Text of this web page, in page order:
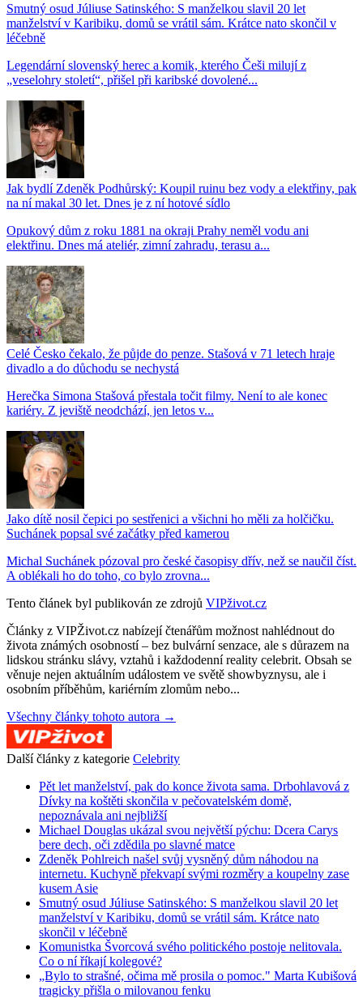
Smutný osud Júliuse Satinského: S manželkou slavil 20 let
manželství v Karibiku, domů se vrátil sám. Krátce nato skončil v
léčebně
Legendární slovenský herec a komik, kterého Češi milují z
„veselohry století“, přišel při karibské dovolené...
Jak bydlí Zdeněk Podhůrský: Koupil ruinu bez vody a elektřiny, pak
na ní makal 30 let. Dnes je z ní hotové sídlo
Opukový dům z roku 1881 na okraji Prahy neměl vodu ani
elektřinu. Dnes má ateliér, zimní zahradu, terasu a...
Celé Česko čekalo, že půjde do penze. Stašová v 71 letech hraje
divadlo a do důchodu se nechystá
Herečka Simona Stašová přestala točit filmy. Není to ale konec
kariéry. Z jeviště neodchází, jen letos v...
Jako dítě nosil čepici po sestřenici a všichni ho měli za holčičku.
Suchánek popsal své začátky před kamerou
Michal Suchánek pózoval pro české časopisy dřív, než se naučil číst.
A oblékali ho do toho, co bylo zrovna...
Tento článek byl publikován ze zdrojů VIPživot.cz
Články z VIPŽivot.cz nabízejí čtenářům možnost nahlédnout do
života známých osobností – bez bulvární senzace, ale s důrazem na
lidskou stránku slávy, vztahů i každodenní reality celebrit. Obsah se
věnuje nejen aktuálním událostem ve světě showbyznysu, ale i
osobním příběhům, kariérním zlomům nebo...
Všechny články tohoto autora →
Další články z kategorie Celebrity
Pět let manželství, pak do konce života sama. Drbohlavová z
Dívky na koštěti skončila v pečovatelském domě,
nepoznávala ani nejbližší
Michael Douglas ukázal svou největší pýchu: Dcera Carys
bere dech, oči zdědila po slavné matce
Zdeněk Pohlreich našel svůj vysněný dům náhodou na
internetu. Kuchyně překvapí svými rozměry a koupelny zase
kusem Asie
Smutný osud Júliuse Satinského: S manželkou slavil 20 let
manželství v Karibiku, domů se vrátil sám. Krátce nato
skončil v léčebně
Komunistka Švorcová svého politického postoje nelitovala.
Co o ní říkají kolegové?
„Bylo to strašné, očima mě prosila o pomoc." Marta Kubišová
tragicky přišla o milovanou fenku